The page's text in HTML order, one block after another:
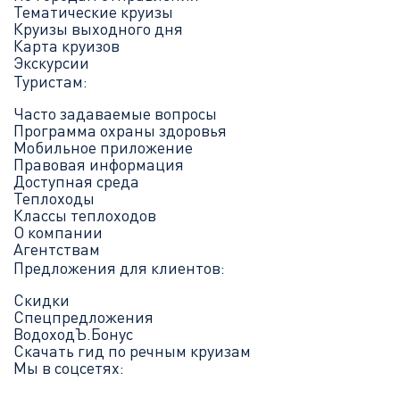
Тематические круизы
Круизы выходного дня
Карта круизов
Экскурсии
Туристам:
Часто задаваемые вопросы
Программа охраны здоровья
Мобильное приложение
Правовая информация
Доступная среда
Теплоходы
Классы теплоходов
О компании
Агентствам
Предложения для клиентов:
Скидки
Спецпредложения
ВодоходЪ.Бонус
Скачать гид по речным круизам
Мы в соцсетях: